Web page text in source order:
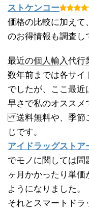
ストケンコー
価格の比較に加えて
のお得情報も調査し
最近の個人輸入代行
数年前までは各サイ
でしたが、ここ最近
早さで私のオススメ
送料無料や、季節
じです。
アイドラッグストア
でモノに関しては
ヶ月かかったり単
ようになりました。
それとスマートドラ